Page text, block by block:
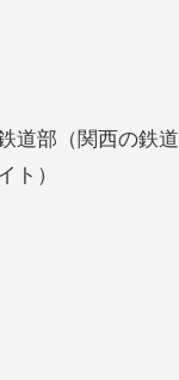
道部（関西の鉄道
ト）